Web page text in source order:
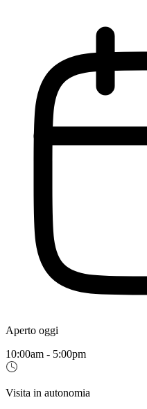
Aperto oggi
10:00am - 5:00pm
Visita in autonomia